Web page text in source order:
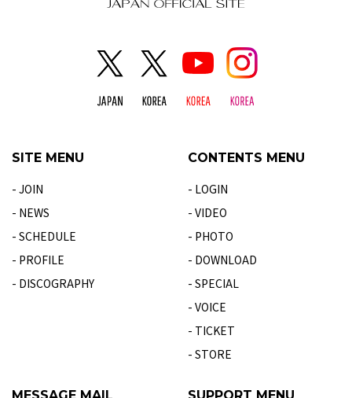
SITE MENU
- JOIN
- NEWS
- SCHEDULE
- PROFILE
- DISCOGRAPHY
CONTENTS MENU
- LOGIN
- VIDEO
- PHOTO
- DOWNLOAD
- SPECIAL
- VOICE
- TICKET
- STORE